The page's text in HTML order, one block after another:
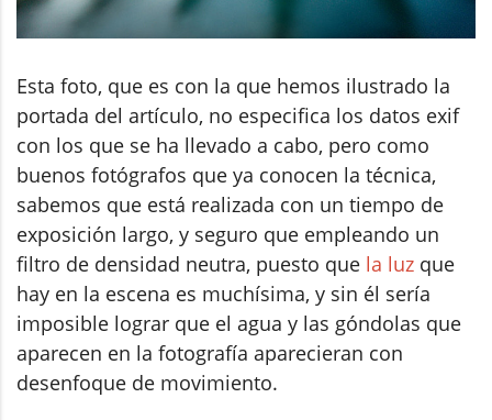
Esta foto, que es con la que hemos ilustrado la
portada del artículo, no especifica los datos exif
con los que se ha llevado a cabo, pero como
buenos fotógrafos que ya conocen la técnica,
sabemos que está realizada con un tiempo de
exposición largo, y seguro que empleando un
filtro de densidad neutra, puesto que la luz que
hay en la escena es muchísima, y sin él sería
imposible lograr que el agua y las góndolas que
aparecen en la fotografía aparecieran con
desenfoque de movimiento.